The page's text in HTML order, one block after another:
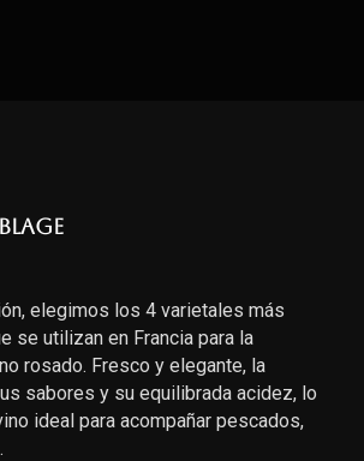
elegimos los 4 varietales más
se utilizan en Francia para la
rosado. Fresco y elegante, la
sabores y su equilibrada acidez, lo
ideal para acompañar pescados,